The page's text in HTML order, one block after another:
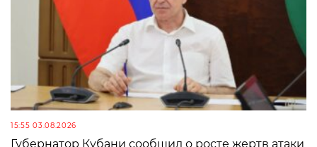
15:55 03.08.2026
Губернатор Кубани сообщил о росте жертв атаки